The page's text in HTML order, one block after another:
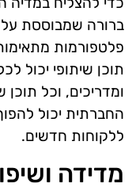
ברורה שמבוססת על
פלטפורמות
תוכן שיתופי יכול
ומדריכים, וכל תוכן
החברתית יכול
ללקוחות חדשים.
מדידה